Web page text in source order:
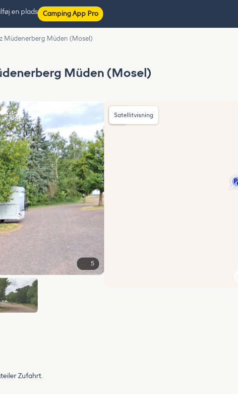
en plads Camping App Pro
Müdenerberg Müden (Mosel)
Müden (Mosel)
5
Satellitvisning
Zufahrt.